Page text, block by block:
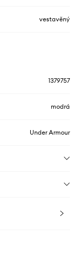
vestavěný
1379757
modrá
Under Armour